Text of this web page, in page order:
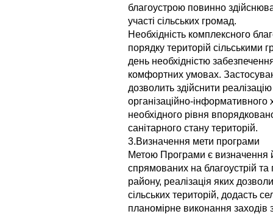
благоустрою повинно
участі сільських громад.
Необхідність комплексного
порядку територій сільськими
день необхідністю
комфортних умовах.
дозволить здійснити
організаційно-
необхідного рівня
санітарного стану територій.
3.Визначення мети програми
Метою Програми є визначення
спрямованих на благоустрій та
району, реалізація яких
сільських територій, додасть
планомірне виконання заходів